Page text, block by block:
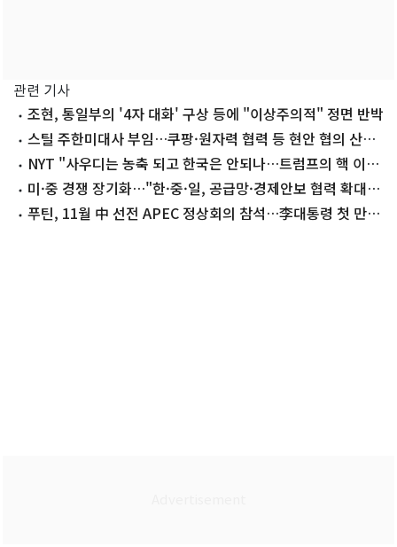
관련 기사
조현, 통일부의 '4자 대화' 구상 등에 "이상주의적" 정면 반박
스틸 주한미대사 부임…쿠팡·원자력 협력 등 현안 협의 산적
(종합)
NYT "사우디는 농축 되고 한국은 안되나…트럼프의 핵 이중
잣대"
미·중 경쟁 장기화…"한·중·일, 공급망·경제안보 협력 확대
해야"
푸틴, 11월 中 선전 APEC 정상회의 참석…李대통령 첫 만남